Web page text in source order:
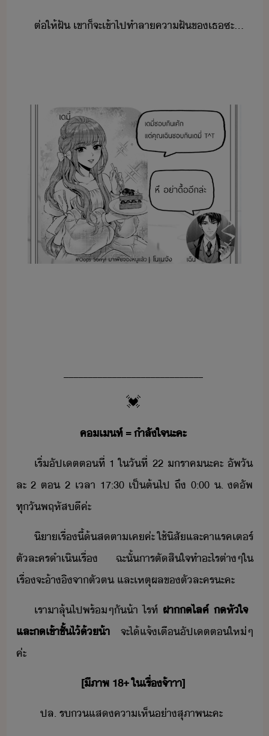
ต่ให้​ฝั​ ​เขา​็​จะเข้า​ไป​ทำลา​คาฝั​ข​เธ​ซะ​...
_____________________________
💓
ค​เท์​ ​=​ ​ำลัใจ​ะคะ
เริ่​ัปเต​ตที่​ ​1​ ​ใ​ัที่​ ​22​ ​ราค​ะคะ​ ​ัพ​ั​
ละ​ ​2​ ​ต​ ​2​ ​เลา​ ​17:30​ ​เป็ต้ไป​ ​ถึ​ ​0:00​ ​.​ ​​ัพ​
ทุั​พฤหัสี​ค่ะ
ิา​เรื่​ี้​้​ส​ตาเค​ค่ะ​ ​ใช้​ิสั​และ​คาแรคเตร์​
ตัละคร​ำเิเรื่​ ​ฉะั้​ารตัสิใจ​ทำ​ะไร​ต่าๆ​ใ​
เรื่​จะ​้าิ​จา​ตัต​ ​และ​เหตุผล​ข​ตัละคร​ะคะ
เรา​า​ลุ้​ไป​พร้​ๆ​ั​้า​ ​ไรท์​ ฝา​​ไลค​์​ ​หั​ใจ​ ​
และ​​เข้า​ชั้​ไ้​้​้า​จะ​ไ้​แจ้​เตื​ัปเต​ต​ให่​ๆ​
ค่ะ
[​ี​ภาพ​ ​18+​ ​ใ​เรื่​จ้าาา​]
ปล.​ ​ร​แส​คาเห็​่า​สุภาพ​ะคะ​